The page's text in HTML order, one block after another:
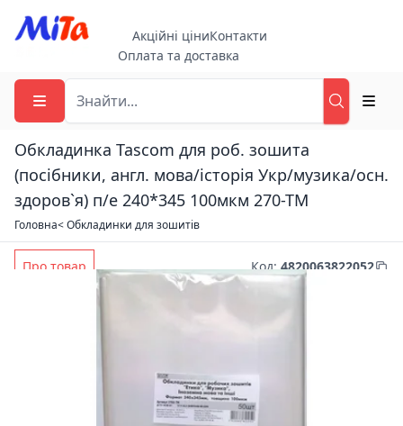
Акційні ціниКонтакти
Оплата та доставка
Обкладинка Tascom для роб. зошита
(посібники, англ. мова/історія Укр/музика/осн.
здоров`я) п/е 240*345 100мкм 270-ТМ
Головна< Обкладинки для зошитів
Про товар Код:4820063822052